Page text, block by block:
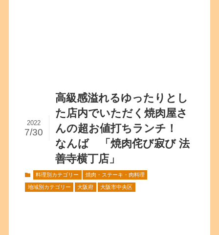
高級感溢れるゆったりとし
た店内でいただく焼肉屋さ
んの超お値打ちランチ！
なんば 「焼肉侘び寂び 法
善寺横丁店」
2022
7/30
料理別カテゴリー 焼肉・ステーキ・肉料理
地域別カテゴリー 大阪府 大阪市中央区